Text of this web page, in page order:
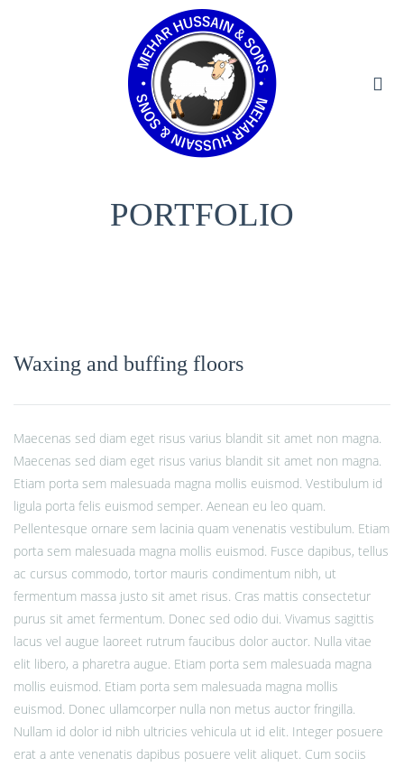
PORTFOLIO
Waxing and buffing floors
Maecenas sed diam eget risus varius blandit sit amet non magna.
Maecenas sed diam eget risus varius blandit sit amet non magna.
Etiam porta sem malesuada magna mollis euismod. Vestibulum id
ligula porta felis euismod semper. Aenean eu leo quam.
Pellentesque ornare sem lacinia quam venenatis vestibulum. Etiam
porta sem malesuada magna mollis euismod. Fusce dapibus, tellus
ac cursus commodo, tortor mauris condimentum nibh, ut
fermentum massa justo sit amet risus. Cras mattis consectetur
purus sit amet fermentum. Donec sed odio dui. Vivamus sagittis
lacus vel augue laoreet rutrum faucibus dolor auctor. Nulla vitae
elit libero, a pharetra augue. Etiam porta sem malesuada magna
mollis euismod. Etiam porta sem malesuada magna mollis
euismod. Donec ullamcorper nulla non metus auctor fringilla.
Nullam id dolor id nibh ultricies vehicula ut id elit. Integer posuere
erat a ante venenatis dapibus posuere velit aliquet. Cum sociis